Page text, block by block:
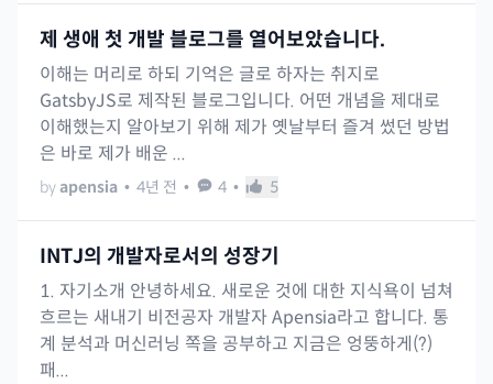
제 생애 첫 개발 블로그를 열어보았습니다.
이해는 머리로 하되 기억은 글로 하자는 취지로
GatsbyJS로 제작된 블로그입니다. 어떤 개념을 제대로
이해했는지 알아보기 위해 제가 옛날부터 즐겨 썼던 방법
은 바로 제가 배운 ...
by apensia • 4년 전 • 4 • 5
INTJ의 개발자로서의 성장기
1. 자기소개 안녕하세요. 새로운 것에 대한 지식욕이 넘쳐
흐르는 새내기 비전공자 개발자 Apensia라고 합니다. 통
계 분석과 머신러닝 쪽을 공부하고 지금은 엉뚱하게(?)
패...